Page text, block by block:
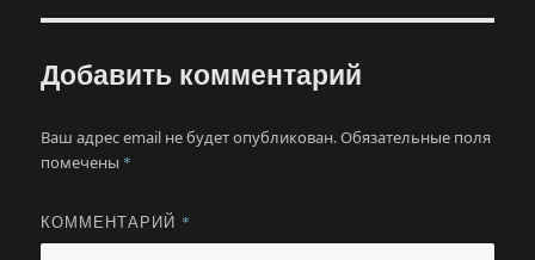
Добавить комментарий
Ваш адрес email не будет опубликован.Обязательные поля
помечены *
КОММЕНТАРИЙ *